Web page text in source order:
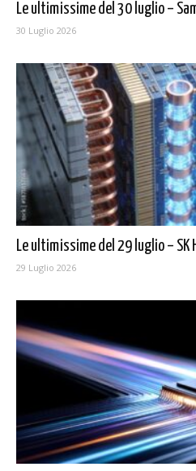
Le ultimissime del 30 luglio –
30 Luglio 2026
Le ultimissime del 29 luglio – SK
29 Luglio 2026